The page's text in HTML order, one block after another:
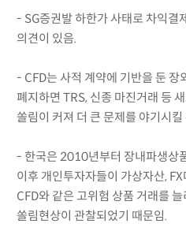
- SG증권발 하한가 사태로 차익결
의견이 있음.
- CFD는 사적 계약에 기반을 둔 장
폐지하면 TRS, 신종 마진거래 등
쏠림이 커져 더 큰 문제를 야기시킬
- 한국은 2010년부터 장내파생상
이후 개인투자자들이 가상자산,
CFD와 같은 고위험 상품 거래를
쏠림현상이 관찰되었기 때문임.